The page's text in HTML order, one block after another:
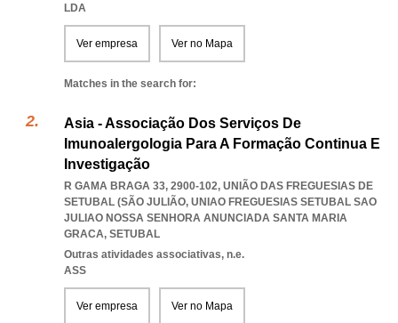
LDA
Ver empresa Ver no Mapa
Matches in the search for:
Asia - Associação Dos Serviços De
Imunoalergologia Para A Formação Continua E
Investigação
R GAMA BRAGA 33, 2900-102, UNIÃO DAS FREGUESIAS DE
SETUBAL (SÃO JULIÃO, UNIAO FREGUESIAS SETUBAL SAO
JULIAO NOSSA SENHORA ANUNCIADA SANTA MARIA
GRACA, SETUBAL
Outras atividades associativas, n.e.
ASS
Ver empresa Ver no Mapa